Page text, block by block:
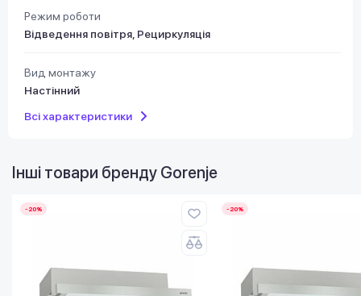
Режим роботи
Відведення повітря, Рециркуляція
Вид монтажу
Настінний
Всі характеристики
Інші товари бренду Gorenje
-20% -20%